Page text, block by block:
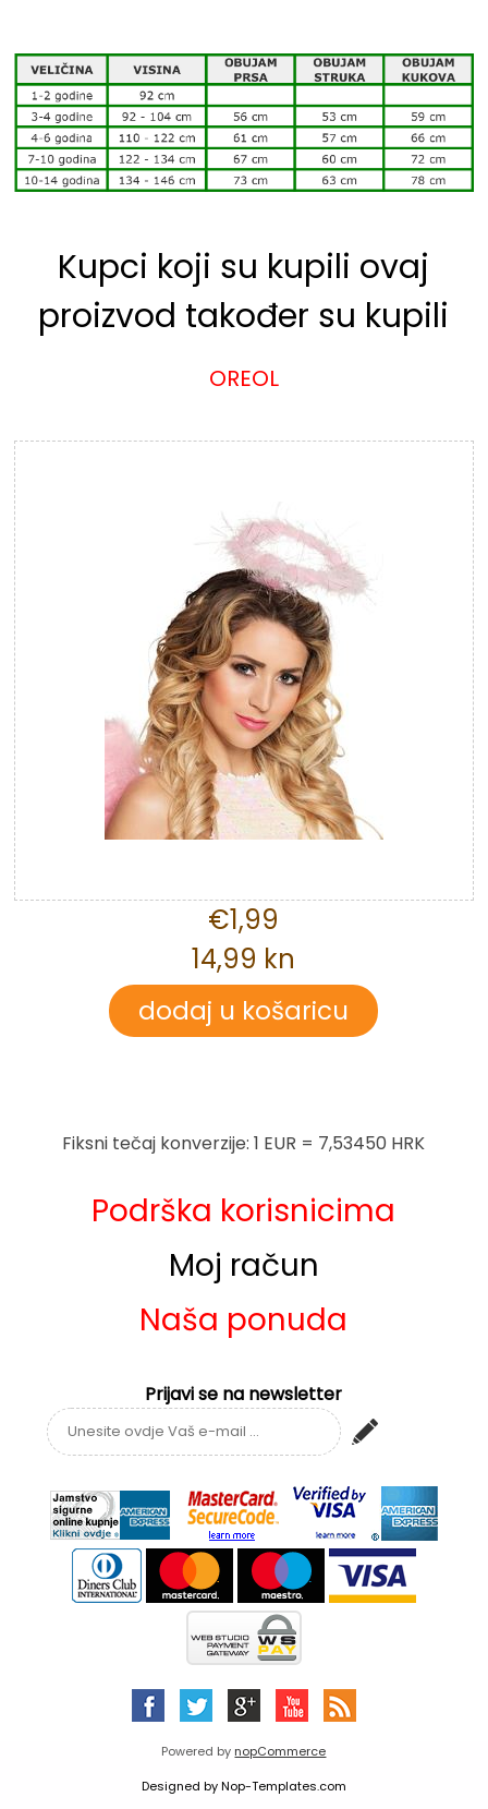
Kupci koji su kupili ovaj
proizvod također su kupili
OREOL
€1,99
14,99 kn
Fiksni tečaj konverzije: 1 EUR = 7,53450 HRK
Podrška korisnicima
Moj račun
Naša ponuda
Prijavi se na newsletter
Powered by nopCommerce
Designed byNop-Templates.com